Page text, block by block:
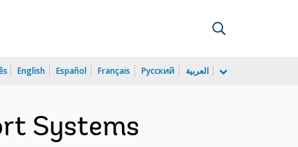
English Español Français Русский العربية
Systems